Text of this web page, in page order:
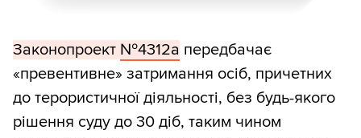
Законопроект №4312а передбачає
«превентивне» затримання осіб, причетних
до терористичної діяльності, без будь-якого
рішення суду до 30 діб, таким чином